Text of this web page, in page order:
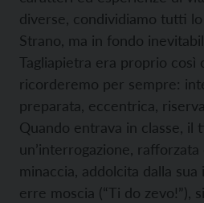
diverse, condividiamo tutti
Strano, ma in fondo
Tagliapietra era proprio così
ricorderemo per sempre:
preparata, eccentrica,
Quando entrava in classe, il
un’interrogazione, rafforzata
minaccia, addolcita dalla
erre moscia (“Ti do zevo!”),